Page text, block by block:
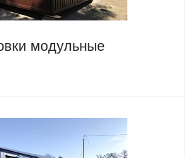
модульные